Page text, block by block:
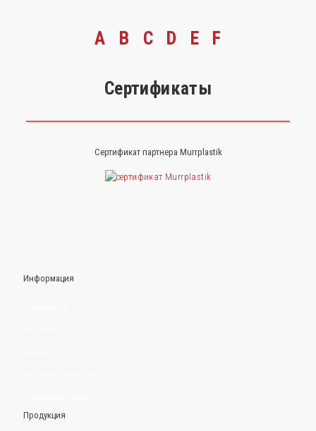
A B C D E F
Сертификаты
Сертификат партнера Murrplastik
Информация
Продукция